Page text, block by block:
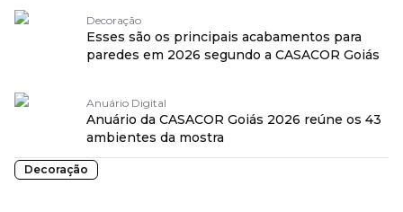
Decoração
Esses são os principais acabamentos para
paredes em 2026 segundo a CASACOR Goiás
Anuário Digital
Anuário da CASACOR Goiás 2026 reúne os 43
ambientes da mostra
Decoração